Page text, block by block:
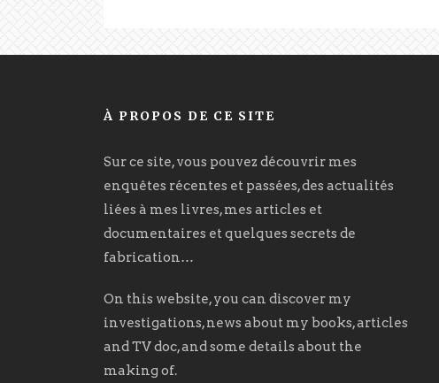
À PROPOS DE CE SITE
Sur ce site, vous pouvez découvrir mes
enquêtes récentes et passées, des actualités
liées à mes livres, mes articles et
documentaires et quelques secrets de
fabrication…
On this website, you can discover my
investigations, news about my books, articles
and TV doc, and some details about the
making of.